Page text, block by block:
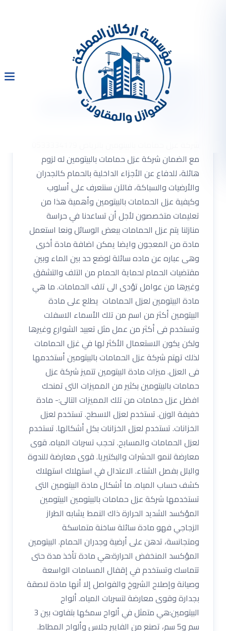
شركة عزل حمامات
بالبيتومين بالرياض
0533334179 عزل مطابخ مع
الضمان
مع الضمان شركة عزل حمامات بالبيتومين له لزوم
هائلة، للدفاع عن الأجزاء الداخلية بالحمام كالجدران
والأرضيات والسباكة، فالآن سنتعرف على أسلوب
وكيفية عزل الحمامات بالبيتومين وأهمية هذا من
تعليمات متخصصون لأجل أن تساعدنا في حراسة
منازلنا يتم عزل الحمامات ببعض الوسائل ونعا استعمل
مادة من المعجون وايضا يمكن اضافة مادة أخرى
وهى عباره عن ماده سائلة لوضع حد بين الماء وبين
مقتضيات الحمام لحماية الحمام من التلف والتشقق
وغيرها من عوامل تؤدى الى تلف الحمامات. ما هي
مادة البيتومين لعزل الحمامات يطلع على مادة
البيتومين أكثر من اسم من تلك الأسماء الاسفلت
وتستخدم فى أكثر من عمل مثل تعبيد الشوارع وغيرها
ولكن يكون الاستعمال الأكثر لها في غزل الحمامات
لذلك تهتم شركة عزل الحمامات بالبيتومين أستخدمها
فى العزل. ميزات مادة البيتومين تتميز شركة عزل
حمامات بالبيتومين بكثير من المميزات التى تمنحك
افضل عزل حمامات من تلك المميزات التالى:- مادة
خفيفة الوزن. تستخدم لعزل الاسطح. تستخدم لعزل
الخزانات. تستخدم لعزل الخزانات بكل أشكالها. تستخدم
لعزل الحمامات والمسابح. تحجب تسربات المياه. قوى
معارضة لنمو الحشرات والبكتيريا. قوى معارضة للندوة
والبلل بفصل الشتاء. الاعتدال في استهلاك استهلاك
كشف حساب المياه. ما أشكال مادة البيتومين التى
تستخدمها شركة عزل حمامات بالبيتومين البيتومين
المؤكسد الشديد الحرارة ذاك النمط يشابه الطراز
الزجاجي فهو مادة سائلة ساخنة متماسكة
ومتجانسة، تدهن على أرضية وجدران الحمام. البيتومين
المؤكسد المنخفض الحرارة:هي مادة تأخذ مدة حتى
تتماسك وتستخدم في إقفال المسامات الواسعة
وصيانة وإصلاح الشروخ والفواصل إلا أنها مادة لاصقة
بجدارة وقوى معارضة لتسربات المياه. ألواح
البيتومين:هي متمثل في ألواح سمكها بتفاوت بين 3
سم و5 سم، تصنع من الفايبر جلاس وألواح المطاط.